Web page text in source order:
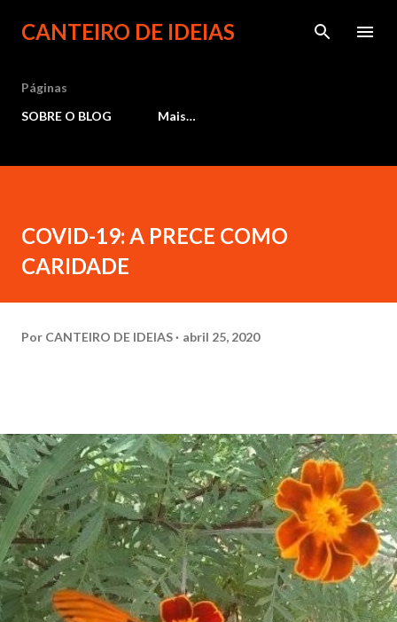
Pular para o conteúdo principal
CANTEIRO DE IDEIAS
Páginas
SOBRE O BLOG
Mais…
COVID-19: A PRECE COMO
CARIDADE
Por CANTEIRO DE IDEIAS abril 25, 2020